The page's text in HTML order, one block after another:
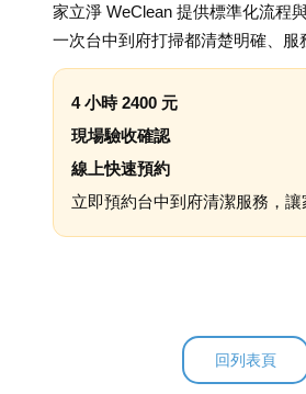
家立淨 WeClean 提供標準化流程
一次台中到府打掃都清楚明確、服
4 小時 2400 元
現場驗收確認
線上快速預約
立即預約台中到府清潔服務，讓
回列表頁